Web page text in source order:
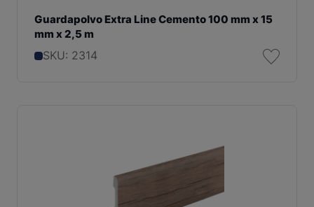
Guardapolvo Extra Line Cemento 100 mm x 15
mm x 2,5 m
SKU: 2314